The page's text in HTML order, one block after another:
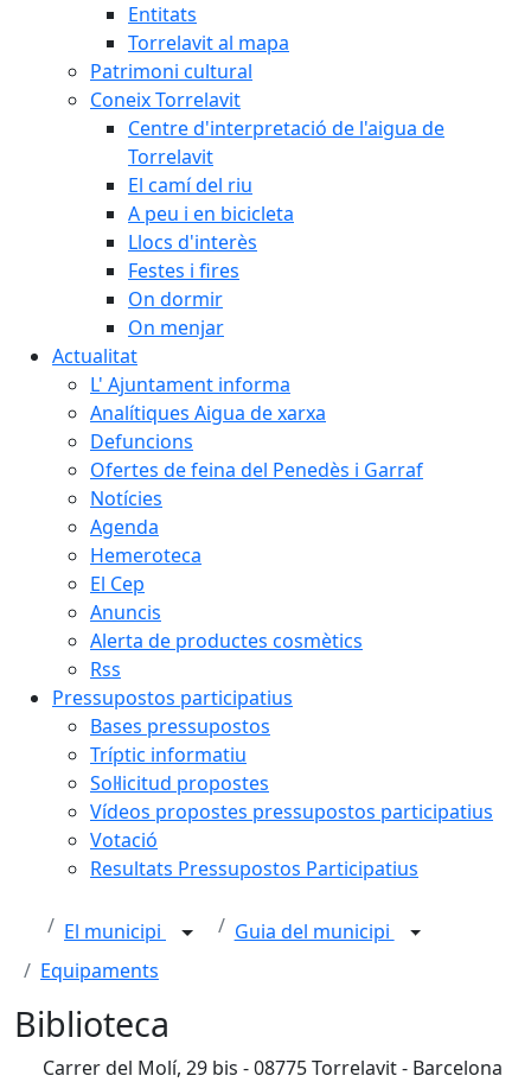
Entitats
Torrelavit al mapa
Patrimoni cultural
Coneix Torrelavit
Centre d'interpretació de l'aigua de
Torrelavit
El camí del riu
A peu i en bicicleta
Llocs d'interès
Festes i fires
On dormir
On menjar
Actualitat
L' Ajuntament informa
Analítiques Aigua de xarxa
Defuncions
Ofertes de feina del Penedès i Garraf
Notícies
Agenda
Hemeroteca
El Cep
Anuncis
Alerta de productes cosmètics
Rss
Pressupostos participatius
Bases pressupostos
Tríptic informatiu
Sol·licitud propostes
Vídeos propostes pressupostos participatius
Votació
Resultats Pressupostos Participatius
El municipi
Guia del municipi
Equipaments
Biblioteca
Carrer del Molí, 29 bis - 08775 Torrelavit - Barcelona